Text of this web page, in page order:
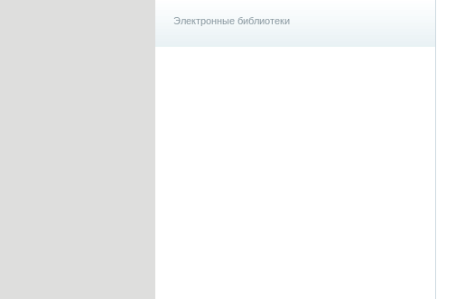
Электронные библиотеки